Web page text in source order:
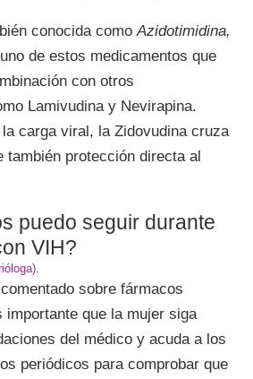
conocida comoAzidotimidina,
de estos medicamentos que
con otros
Lamivudina y Nevirapina.
carga viral, la Zidovudina cruza
también protección directa al
puedo seguir durante
VIH?
sobre fármacos
que la mujer siga
del médico y acuda a los
periódicos para comprobar que